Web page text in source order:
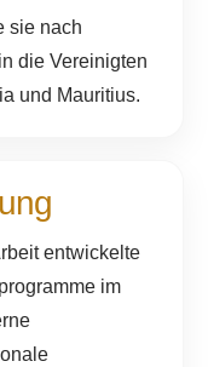
sie nach
die Vereinigten
und Mauritius.
entwickelte
im